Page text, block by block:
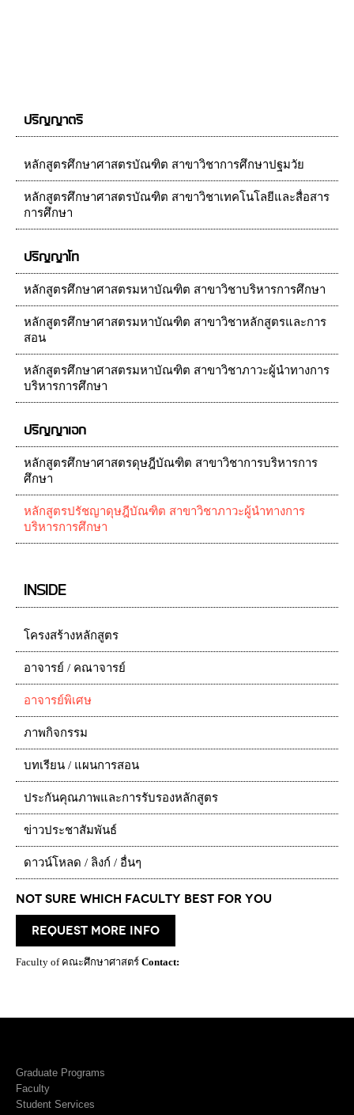
ปริญญาตรี
หลักสูตรศึกษาศาสตรบัณฑิต สาขาวิชาการศึกษาปฐมวัย
หลักสูตรศึกษาศาสตรบัณฑิต สาขาวิชาเทคโนโลยีและสื่อสาร
การศึกษา
ปริญญาโท
หลักสูตรศึกษาศาสตรมหาบัณฑิต สาขาวิชาบริหารการศึกษา
หลักสูตรศึกษาศาสตรมหาบัณฑิต สาขาวิชาหลักสูตรและการ
สอน
หลักสูตรศึกษาศาสตรมหาบัณฑิต สาขาวิชาภาวะผู้นำทางการ
บริหารการศึกษา
ปริญญาเอก
หลักสูตรศึกษาศาสตรดุษฎีบัณฑิต สาขาวิชาการบริหารการ
ศึกษา
หลักสูตรปรัชญาดุษฎีบัณฑิต สาขาวิชาภาวะผู้นำทางการ
บริหารการศึกษา
INSIDE
โครงสร้างหลักสูตร
อาจารย์ / คณาจารย์
อาจารย์พิเศษ
ภาพกิจกรรม
บทเรียน / แผนการสอน
ประกันคุณภาพและการรับรองหลักสูตร
ข่าวประชาสัมพันธ์
ดาวน์โหลด / ลิงก์ / อื่นๆ
Not Sure which Faculty best for you
request more info
Faculty of คณะศึกษาศาสตร์ Contact:
Graduate Programs
Faculty
Student Services